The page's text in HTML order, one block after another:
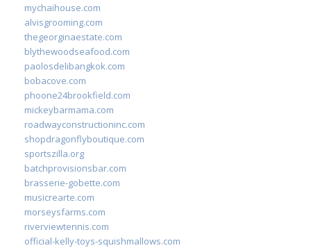
mychaihouse.com
alvisgrooming.com
thegeorginaestate.com
blythewoodseafood.com
paolosdelibangkok.com
bobacove.com
phoone24brookfield.com
mickeybarmama.com
roadwayconstructioninc.com
shopdragonflyboutique.com
sportszilla.org
batchprovisionsbar.com
brasserie-gobette.com
musicrearte.com
morseysfarms.com
riverviewtennis.com
official-kelly-toys-squishmallows.com